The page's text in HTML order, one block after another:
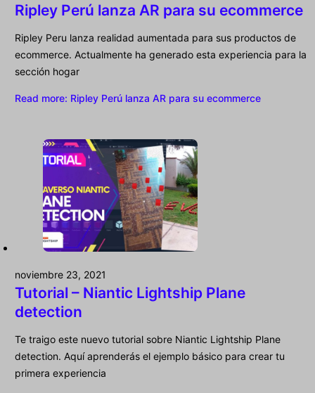
Ripley Perú lanza AR para su ecommerce
Ripley Peru lanza realidad aumentada para sus productos de
ecommerce. Actualmente ha generado esta experiencia para la
sección hogar
Read more: Ripley Perú lanza AR para su ecommerce
noviembre 23, 2021
Tutorial – Niantic Lightship Plane
detection
Te traigo este nuevo tutorial sobre Niantic Lightship Plane
detection. Aquí aprenderás el ejemplo básico para crear tu
primera experiencia